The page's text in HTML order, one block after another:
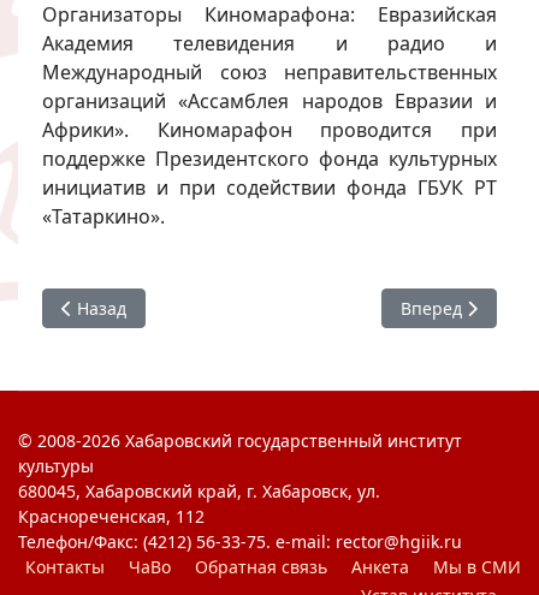
Организаторы Киномарафона: Евразийская
Академия телевидения и радио и
Международный союз неправительственных
организаций «Ассамблея народов Евразии и
Африки». Киномарафон проводится при
поддержке Президентского фонда культурных
инициатив и при содействии фонда ГБУК РТ
«Татаркино».
Предыдущий: #ХГИК : Я Горжусь - Песни Победы
Назад Следующий:
Вперед
© 2008-2026 Хабаровский государственный институт
культуры
680045, Хабаровский край, г. Хабаровск, ул.
Краснореченская, 112
Телефон/Факс: (4212) 56-33-75. e-mail: rector@hgiik.ru
Контакты
ЧаВо Обратная связь Анкета
Мы в СМИ